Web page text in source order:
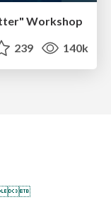
Workshop
239 140k